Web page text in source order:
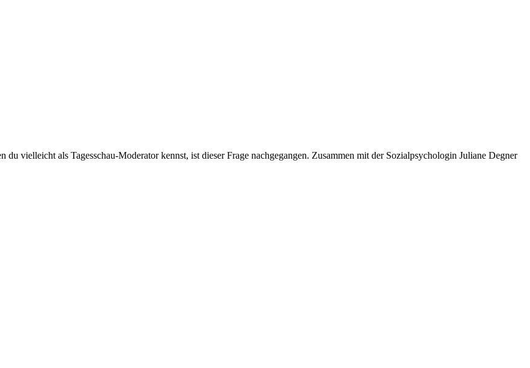
vielleicht als Tagesschau-Moderator kennst, ist dieser Frage nachgegangen. Zusammen mit der Sozialpsychologin Juliane Degner